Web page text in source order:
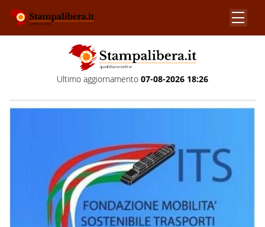
Ultimo aggiornamento 07-08-2026 18:26